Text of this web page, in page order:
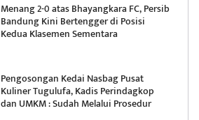
Menang 2-0 atas Bhayangkara FC, Persib
Bandung Kini Bertengger di Posisi
Kedua Klasemen Sementara
Pengosongan Kedai Nasbag Pusat
Kuliner Tugulufa, Kadis Perindagkop
dan UMKM : Sudah Melalui Prosedur